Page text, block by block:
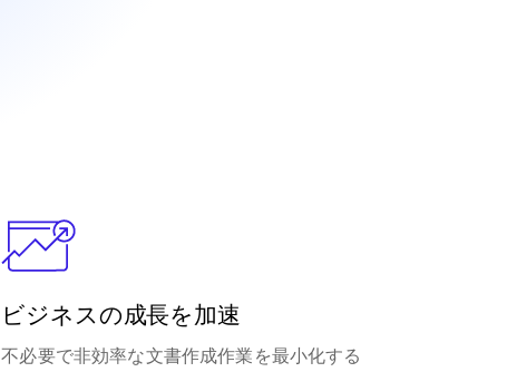
ビジネスの成長を加速
不必要で非効率な文書作成作業を最小化する